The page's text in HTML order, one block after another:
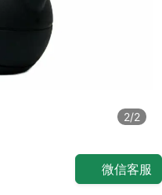
2/2
微信客服